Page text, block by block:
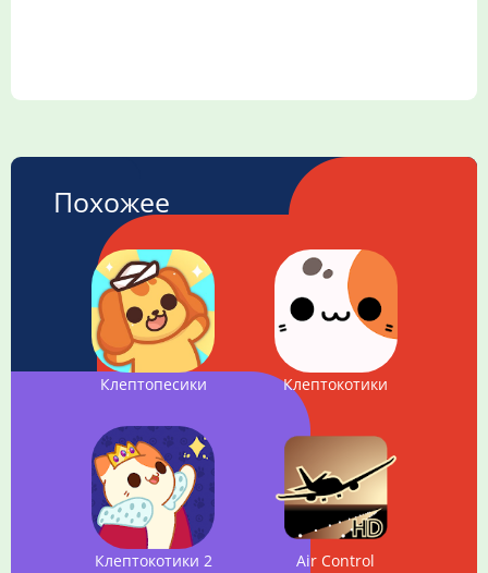
Похожее
Клептопесики Клептокотики
Клептокотики 2 Air Control